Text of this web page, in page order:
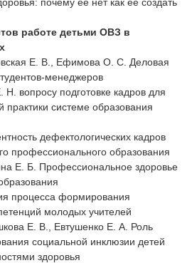
работе детьми ОВЗ в
Е. В., Ефимова О. С. Деловая
менеджеров
вопросу подготовке кадров для
практики системе образования
дефектологических кадров
профессионального образования
Е. Б. Профессиональное здоровье
процесса формирования
молодых учителей
Е. В., Евтушенко Е. А. Роль
социальной инклюзии детей
здоровья